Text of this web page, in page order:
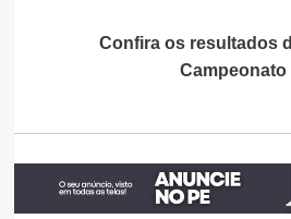
Confira os resultados
Campeonato